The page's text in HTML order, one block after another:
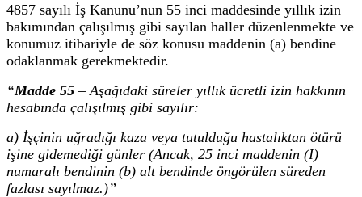
4857 sayılı İş Kanunu’nun 55 inci maddesinde yıllık izin
bakımından çalışılmış gibi sayılan haller düzenlenmekte ve
konumuz itibariyle de söz konusu maddenin (a) bendine
odaklanmak gerekmektedir.
“Madde 55 – Aşağıdaki süreler yıllık ücretli izin hakkının
hesabında çalışılmış gibi sayılır:
a) İşçinin uğradığı kaza veya tutulduğu hastalıktan ötürü
işine gidemediği günler (Ancak, 25 inci maddenin (I)
numaralı bendinin (b) alt bendinde öngörülen süreden
fazlası sayılmaz.)”